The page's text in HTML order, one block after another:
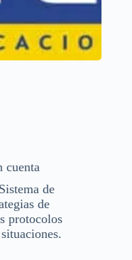
cuenta
de
de
protocolos